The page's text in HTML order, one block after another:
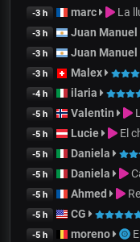
-3 h marc La
-3 h Juan Manuel
-3 h Juan Manuel
-3 h Malex
-4 h ilaria
-5 h Valentin
-5 h Lucie El
-5 h Daniela
-5 h Daniela
-5 h Ahmed
-5 h CG
-5 h moreno